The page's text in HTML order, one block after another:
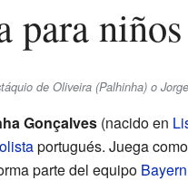
para niños
de Oliveira (Palhinha) o
Gonçalves(nacido en
portugués. Juega como
parte del equipo